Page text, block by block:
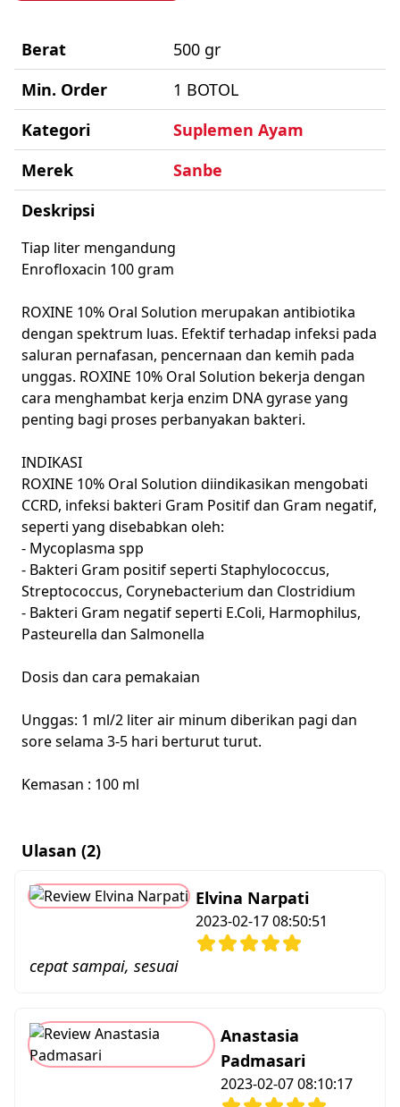
Berat
500 gr
Min. Order
1 BOTOL
Kategori
Suplemen Ayam
Merek
Sanbe
Deskripsi
Tiap liter mengandung
Enrofloxacin 100 gram
ROXINE 10% Oral Solution merupakan antibiotika
dengan spektrum luas. Efektif terhadap infeksi pada
saluran pernafasan, pencernaan dan kemih pada
unggas. ROXINE 10% Oral Solution bekerja dengan
cara menghambat kerja enzim DNA gyrase yang
penting bagi proses perbanyakan bakteri.
INDIKASI
ROXINE 10% Oral Solution diindikasikan mengobati
CCRD, infeksi bakteri Gram Positif dan Gram negatif,
seperti yang disebabkan oleh:
- Mycoplasma spp
- Bakteri Gram positif seperti Staphylococcus,
Streptococcus, Corynebacterium dan Clostridium
- Bakteri Gram negatif seperti E.Coli, Harmophilus,
Pasteurella dan Salmonella
Dosis dan cara pemakaian
Unggas: 1 ml/2 liter air minum diberikan pagi dan
sore selama 3-5 hari berturut turut.
Kemasan : 100 ml
Ulasan (2)
Elvina Narpati
2023-02-17 08:50:51
cepat sampai, sesuai
Anastasia
Padmasari
2023-02-07 08:10:17